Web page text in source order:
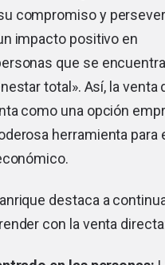
compromiso y
impacto positivo en
que se
total». Así, la venta
como una opción
herramienta para
destaca a
con la venta